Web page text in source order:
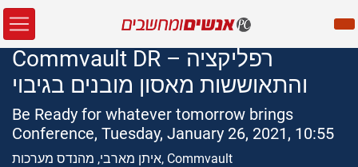
Commvault DR – רפליקציה
והתאוששות מאסון מובנים בגיבוי
Be Ready for whatever tomorrow brings
Conference, Tuesday, January 26, 2021, 10:55
איתן מארבי, מהנדס מערכות, Commvault